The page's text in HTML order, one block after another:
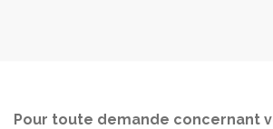
Pour toute demande concernant